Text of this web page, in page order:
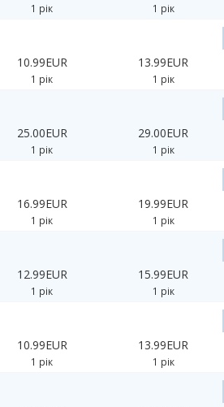
1 рік 1 рік
10.99EUR
1 рік
13.99EUR
1 рік
25.00EUR
1 рік
29.00EUR
1 рік
16.99EUR
1 рік
19.99EUR
1 рік
12.99EUR
1 рік
15.99EUR
1 рік
10.99EUR
1 рік
13.99EUR
1 рік